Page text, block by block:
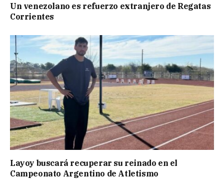
Un venezolano es refuerzo extranjero de Regatas
Corrientes
Layoy buscará recuperar su reinado en el
Campeonato Argentino de Atletismo